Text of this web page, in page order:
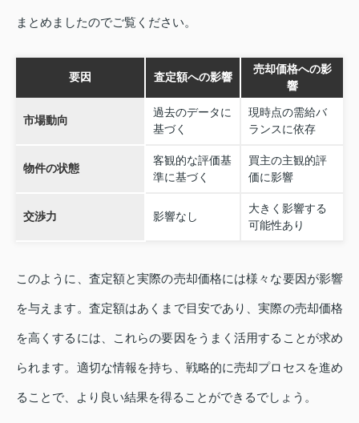
まとめましたのでご覧ください。
要因 査定額への影響
売却価格への影
響
市場動向
過去のデータに
基づく
現時点の需給バ
ランスに依存
物件の状態
客観的な評価基
準に基づく
買主の主観的評
価に影響
交渉力 影響なし
大きく影響する
可能性あり
このように、査定額と実際の売却価格には様々な要因が影響
を与えます。査定額はあくまで目安であり、実際の売却価格
を高くするには、これらの要因をうまく活用することが求め
られます。適切な情報を持ち、戦略的に売却プロセスを進め
ることで、より良い結果を得ることができるでしょう。